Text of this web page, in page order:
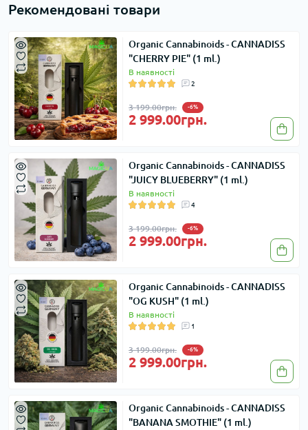
Рекомендовані товари
Organic Cannabinoids - CANNADISS
"CHERRY PIE" (1 ml.)
В наявності
2
3 199.00грн. -6%
2 999.00грн.
Organic Cannabinoids - CANNADISS
"JUICY BLUEBERRY" (1 ml.)
В наявності
4
3 199.00грн. -6%
2 999.00грн.
Organic Cannabinoids - CANNADISS
"OG KUSH" (1 ml.)
В наявності
1
3 199.00грн. -6%
2 999.00грн.
Organic Cannabinoids - CANNADISS
"BANANA SMOTHIE" (1 ml.)